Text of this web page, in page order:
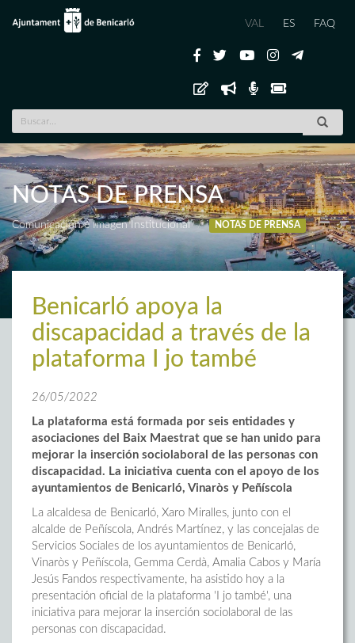
VAL ES FAQ
NOTAS DE PRENSA
Comunicación e Imagen Institucional NOTAS DE PRENSA
Benicarló apoya la
discapacidad a través de la
plataforma I jo també
26/05/2022
La plataforma está formada por seis entidades y
asociaciones del Baix Maestrat que se han unido para
mejorar la inserción sociolaboral de las personas con
discapacidad. La iniciativa cuenta con el apoyo de los
ayuntamientos de Benicarló, Vinaròs y Peñíscola
La alcaldesa de Benicarló, Xaro Miralles, junto con el
alcalde de Peñíscola, Andrés Martínez, y las concejalas de
Servicios Sociales de los ayuntamientos de Benicarló,
Vinaròs y Peñíscola, Gemma Cerdà, Amalia Cabos y María
Jesús Fandos respectivamente, ha asistido hoy a la
presentación oficial de la plataforma 'I jo també', una
iniciativa para mejorar la inserción sociolaboral de las
personas con discapacidad.